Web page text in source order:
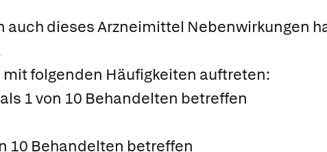
auch dieses Arzneimittel Nebenwirkungen
folgenden Häufigkeiten auftreten:
1 von 10 Behandelten betreffen
10 Behandelten betreffen